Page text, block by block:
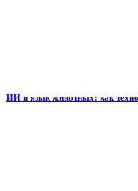
ИИ и язык животных: как